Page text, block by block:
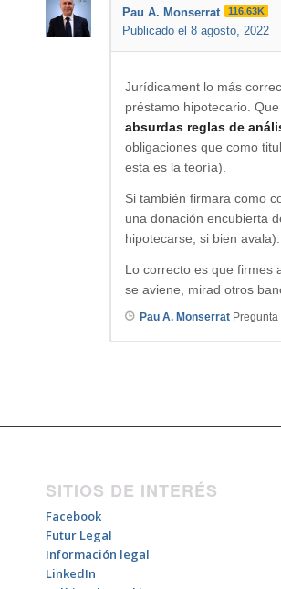
Pau A. Monserrat 116.63K
Publicado el 8 agosto, 2022
Jurídicament lo más
préstamo hipotecario.
absurdas reglas de
obligaciones que como
esta es la teoría).
Si también firmara como
una donación encubierta
hipotecarse, si bien avala).
Lo correcto es que firmes
se aviene, mirad otros
Pau A. Monserrat
SITIOS DE INTERÉS
Facebook
Futur Legal
Información legal
LinkedIn